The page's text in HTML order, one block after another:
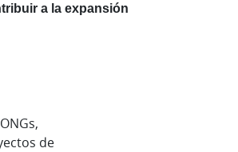
a la expansión
de